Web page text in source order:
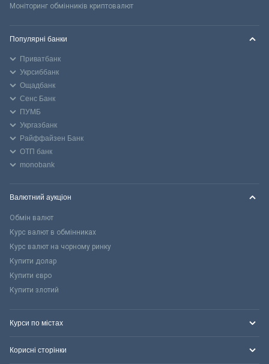
Моніторинг обмінників криптовалют
Популярні банки
Приватбанк
Укрсиббанк
Ощадбанк
Сенс Банк
ПУМБ
Укргазбанк
Райффайзен Банк
ОТП банк
monobank
Валютний аукціон
Обмін валют
Курс валют в обмінниках
Курс валют на чорному ринку
Купити долар
Купити євро
Купити злотий
Курси по містах
Корисні сторінки